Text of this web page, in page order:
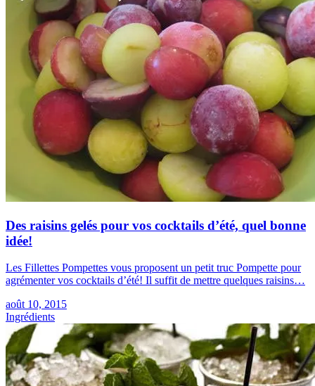
Des raisins gelés pour vos cocktails d’été, quel bonne
idée!
Les Fillettes Pompettes vous proposent un petit truc Pompette pour
agrémenter vos cocktails d’été! Il suffit de mettre quelques raisins…
août 10, 2015
Ingrédients